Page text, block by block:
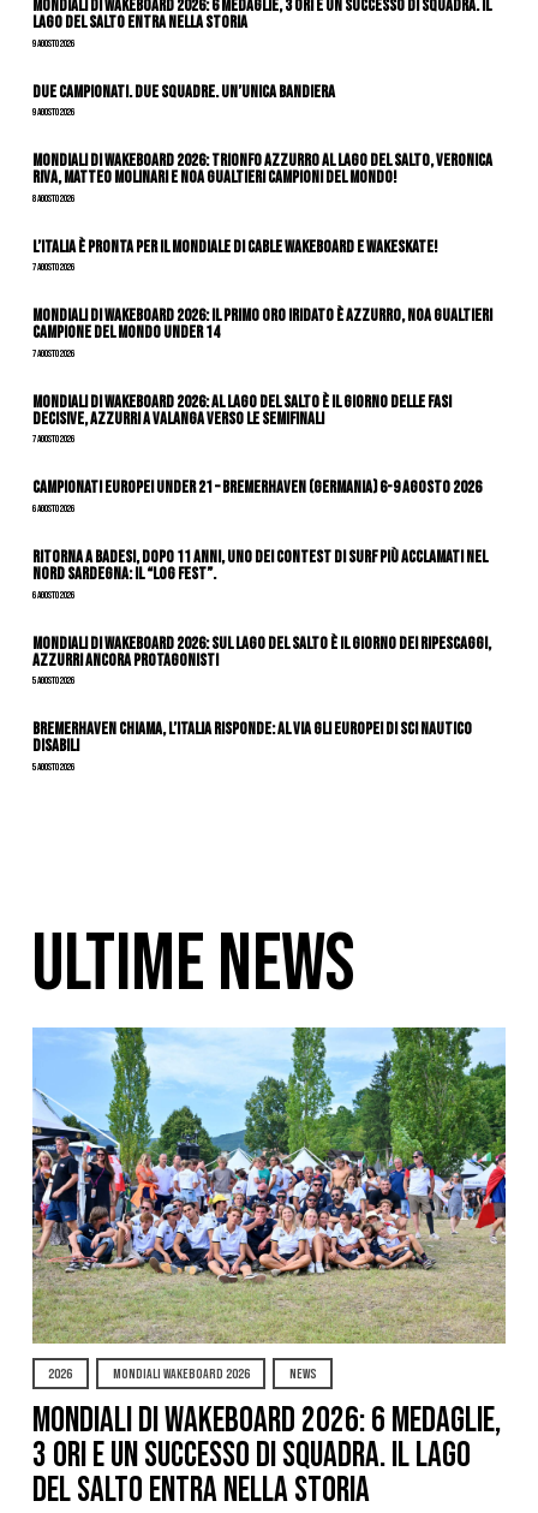
Mondiali di Wakeboard 2026: 6 medaglie, 3 ori e un successo di squadra. Il
Lago del Salto entra nella storia
9 Agosto 2026
Due Campionati. Due Squadre. Un’Unica Bandiera
9 Agosto 2026
Mondiali di Wakeboard 2026: trionfo azzurro al Lago del Salto, Veronica
Riva, Matteo Molinari e Noa Gualtieri campioni del mondo!
8 Agosto 2026
L’Italia è pronta per il Mondiale di Cable Wakeboard e Wakeskate!
7 Agosto 2026
Mondiali di Wakeboard 2026: il primo oro iridato è azzurro, Noa Gualtieri
campione del mondo Under 14
7 Agosto 2026
Mondiali di Wakeboard 2026: al Lago del Salto è il giorno delle fasi
decisive, azzurri a valanga verso le semifinali
7 Agosto 2026
Campionati Europei Under 21 – Bremerhaven (Germania) 6-9 agosto 2026
6 Agosto 2026
Ritorna a Badesi, dopo 11 anni, uno dei contest di surf più acclamati nel
nord Sardegna: il “Log Fest”.
6 Agosto 2026
Mondiali di Wakeboard 2026: sul Lago del Salto è il giorno dei ripescaggi,
azzurri ancora protagonisti
5 Agosto 2026
Bremerhaven chiama, l’Italia risponde: al via gli Europei di Sci Nautico
Disabili
5 Agosto 2026
ULTIME NEWS
2026 MONDIALI WAKEBOARD 2026 NEWS
Mondiali di Wakeboard 2026: 6 medaglie,
3 ori e un successo di squadra. Il Lago
del Salto entra nella storia